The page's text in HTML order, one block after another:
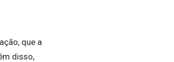
que a
disso,